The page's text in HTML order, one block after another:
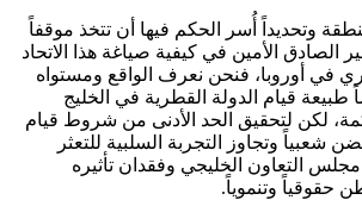
وتحديداً أُسر الحكم فيها أن تتخذ موقفاً
الصادق الأمين في كيفية صياغة هذا الاتحاد
في أوروبا، فنحن نعرف الواقع ومستواه
طبيعة قيام الدولة القطرية في الخليج
لكن لتحقيق الحد الأدنى من شروط قيام
شعبياً وتجاوز التجربة السلبية للتعثر
التعاون الخليجي وفقدان تأثيره
حقوقياً وتنموياً.